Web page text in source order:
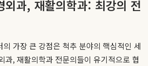
외과, 재활의학과: 최강의 전
의 가장 큰 강점은 척추 분야의 핵심적인 세
과, 재활의학과 전문의들이 유기적으로 협